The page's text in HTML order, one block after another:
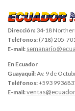
Dirección: 34-18
Teléfonos: (718) 205-
E-mail:
En Ecuador
Guayaquil:Av. 9 de
Teléfonos:+593
E-mail: